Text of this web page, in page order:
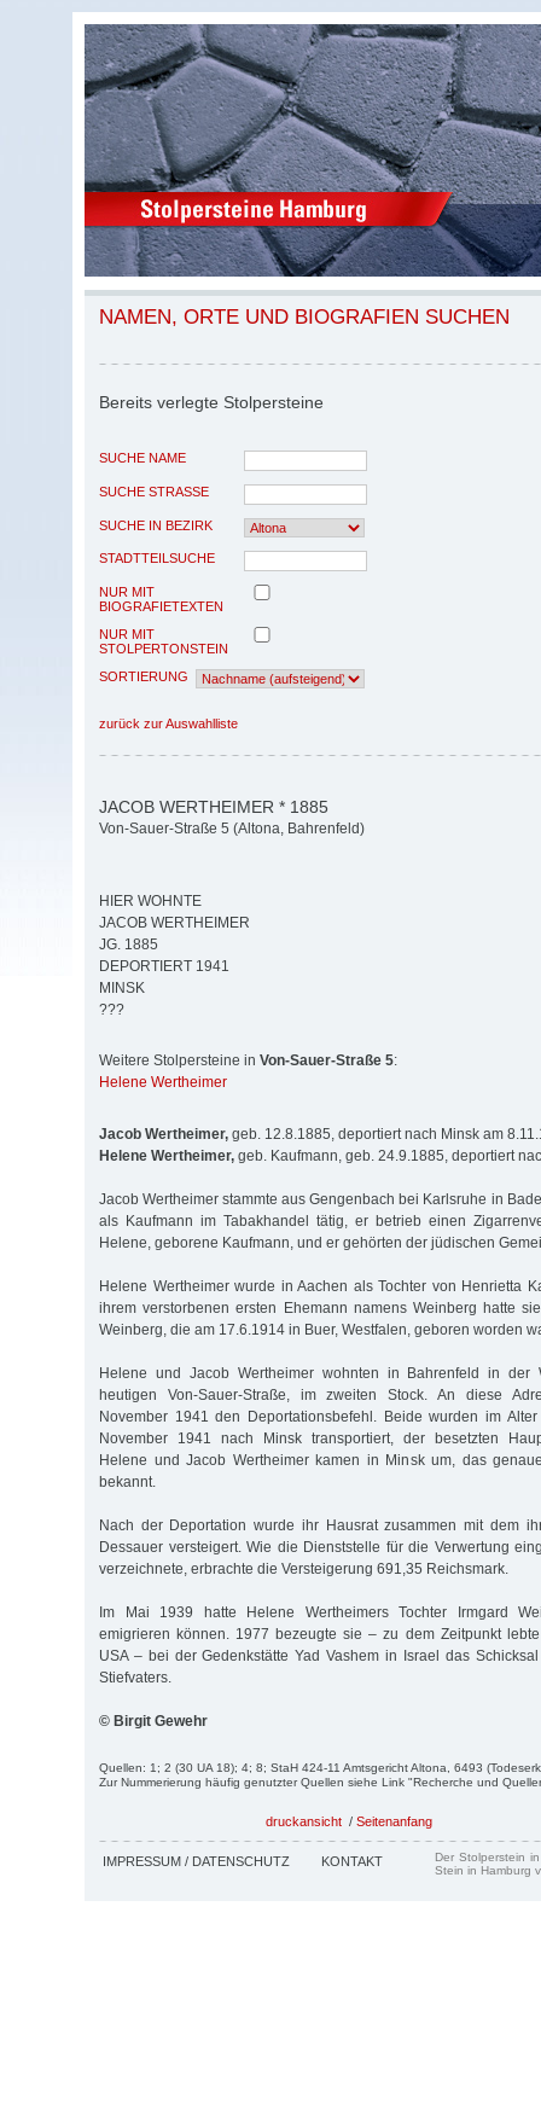
NAMEN, ORTE UND BIOGRAFIEN SUCHEN
Bereits verlegte Stolpersteine
SUCHE NAME
SUCHE STRASSE
SUCHE IN BEZIRK
STADTTEILSUCHE
NUR MIT
BIOGRAFIETEXTEN
NUR MIT
STOLPERTONSTEIN
SORTIERUNG
zurück zur Auswahlliste
JACOB WERTHEIMER * 1885
Von-Sauer-Straße 5 (Altona, Bahrenfeld)
HIER WOHNTE
JACOB WERTHEIMER
JG. 1885
DEPORTIERT 1941
MINSK
???
Weitere Stolpersteine in Von-Sauer-Straße 5:
Helene Wertheimer
Jacob Wertheimer, geb. 12.8.1885, deportiert nach Minsk am
Helene Wertheimer, geb. Kaufmann, geb. 24.9.1885, deportiert
Jacob Wertheimer stammte aus Gengenbach bei Karlsruhe in
als Kaufmann im Tabakhandel tätig, er betrieb einen
Helene, geborene Kaufmann, und er gehörten der jüdischen
Helene Wertheimer wurde in Aachen als Tochter von Henrietta
ihrem verstorbenen ersten Ehemann namens Weinberg hatte
Weinberg, die am 17.6.1914 in Buer, Westfalen, geboren worden
Helene und Jacob Wertheimer wohnten in Bahrenfeld in der
heutigen Von-Sauer-Straße, im zweiten Stock. An diese
November 1941 den Deportationsbefehl. Beide wurden im
November 1941 nach Minsk transportiert, der besetzten
Helene und Jacob Wertheimer kamen in Minsk um, das
bekannt.
Nach der Deportation wurde ihr Hausrat zusammen mit dem
Dessauer versteigert. Wie die Dienststelle für die Verwertung
verzeichnete, erbrachte die Versteigerung 691,35 Reichsmark.
Im Mai 1939 hatte Helene Wertheimers Tochter Irmgard
emigrieren können. 1977 bezeugte sie – zu dem Zeitpunkt
USA – bei der Gedenkstätte Yad Vashem in Israel das
Stiefvaters.
© Birgit Gewehr
Quellen: 1; 2 (30 UA 18); 4; 8; StaH 424-11 Amtsgericht Altona, 6493
Zur Nummerierung häufig genutzter Quellen siehe Link "Recherche und
druckansicht / Seitenanfang
IMPRESSUM / DATENSCHUTZ KONTAKT
Der Stolperstein
Stein in Hamburg